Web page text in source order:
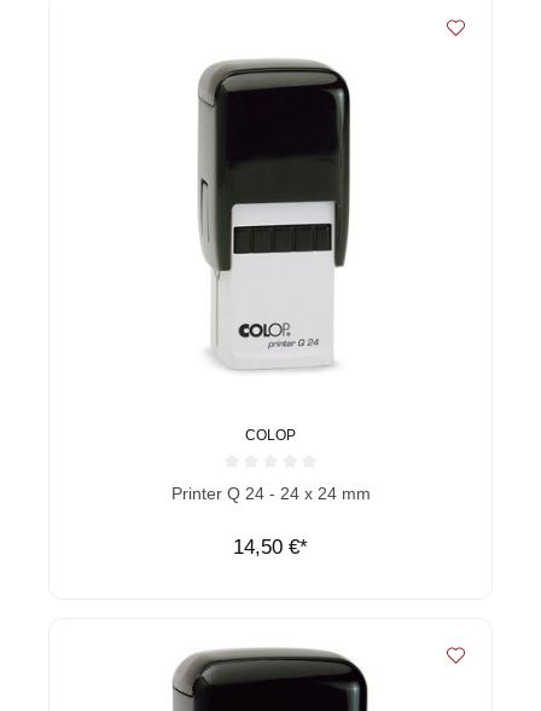
COLOP
Durchschnittliche Bewertung von 0 von 5 Sternen
Printer Q 24 - 24 x 24 mm
14,50 €*